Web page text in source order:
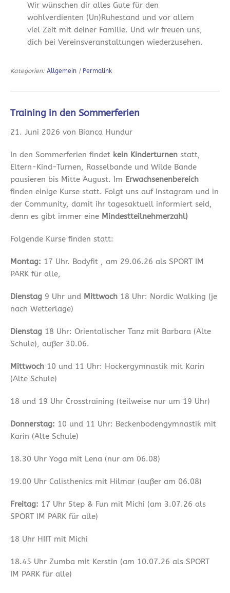
Wir wünschen dir alles Gute für den
wohlverdienten (Un)Ruhestand und vor allem
viel Zeit mit deiner Familie. Und wir freuen uns,
dich bei Vereinsveranstaltungen wiederzusehen.
Kategorien: Allgemein | Permalink
Training in den Sommerferien
21. Juni 2026 von Bianca Hundur
In den Sommerferien findet kein Kinderturnen statt,
Eltern-Kind-Turnen, Rasselbande und Wilde Bande
pausieren bis Mitte August. Im Erwachsenenbereich
finden einige Kurse statt. Folgt uns auf Instagram und in
der Community, damit ihr tagesaktuell informiert seid,
denn es gibt immer eine Mindestteilnehmerzahl)
Folgende Kurse finden statt:
Montag: 17 Uhr. Bodyfit , am 29.06.26 als SPORT IM
PARK für alle,
Dienstag 9 Uhr und Mittwoch 18 Uhr: Nordic Walking (je
nach Wetterlage)
Dienstag 18 Uhr: Orientalischer Tanz mit Barbara (Alte
Schule), außer 30.06.
Mittwoch 10 und 11 Uhr: Hockergymnastik mit Karin
(Alte Schule)
18 und 19 Uhr Crosstraining (teilweise nur um 19 Uhr)
Donnerstag: 10 und 11 Uhr: Beckenbodengymnastik mit
Karin (Alte Schule)
18.30 Uhr Yoga mit Lena (nur am 06.08)
19.00 Uhr Calisthenics mit Hilmar (außer am 06.08)
Freitag: 17 Uhr Step & Fun mit Michi (am 3.07.26 als
SPORT IM PARK für alle)
18 Uhr HIIT mit Michi
18.45 Uhr Zumba mit Kerstin (am 10.07.26 als SPORT
IM PARK für alle)